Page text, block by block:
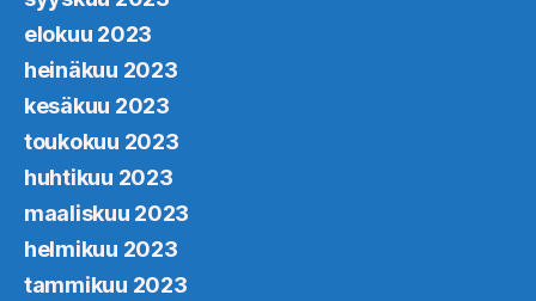
elokuu 2023
heinäkuu 2023
kesäkuu 2023
toukokuu 2023
huhtikuu 2023
maaliskuu 2023
helmikuu 2023
tammikuu 2023